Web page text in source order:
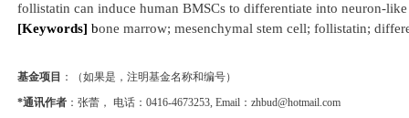
follistatin can induce human BMSCs to differentiate into neuron-
[Keywords] bone marrow; mesenchymal stem cell; follistatin;
基金项目 ：（如果是，注明基金名称和编号）
*通讯作者 ：张蕾， 电话： 0416-4673253, Email ： zhbud@hotmail.com